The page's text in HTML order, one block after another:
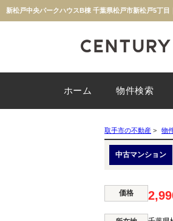
新松戸中央パークハウスB棟 千葉県松戸市新松戸5丁
ホーム 物件検索
取手市の不動産 > 物
中古マンション
価格